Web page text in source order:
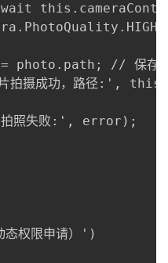
photo.path; // 保存
摄成功，路径:',
照失败:', error);
权限申请）')